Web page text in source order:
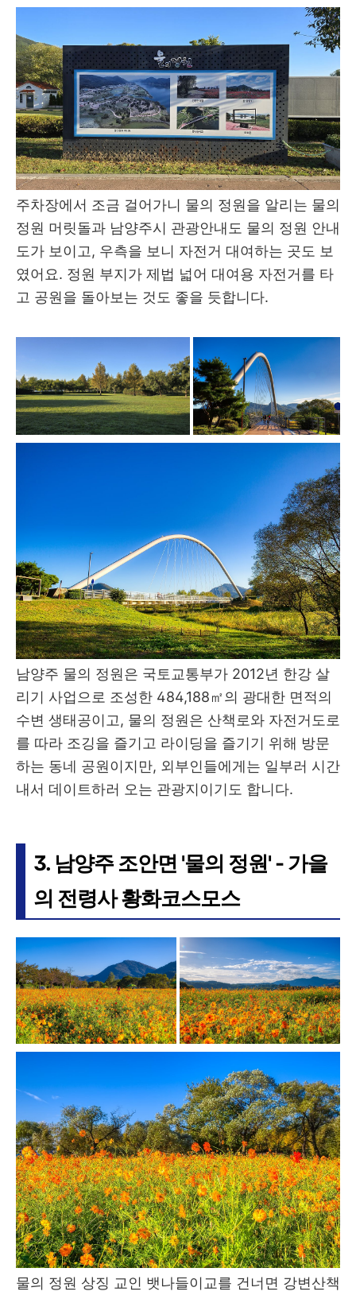
주차장에서 조금 걸어가니 물의 정원을 알리는 물의
정원 머릿돌과 남양주시 관광안내도 물의 정원 안내
도가 보이고, 우측을 보니 자전거 대여하는 곳도 보
였어요. 정원 부지가 제법 넓어 대여용 자전거를 타
고 공원을 돌아보는 것도 좋을 듯합니다.
남양주 물의 정원은 국토교통부가 2012년 한강 살
리기 사업으로 조성한 484,188㎡의 광대한 면적의
수변 생태공이고, 물의 정원은 산책로와 자전거도로
를 따라 조깅을 즐기고 라이딩을 즐기기 위해 방문
하는 동네 공원이지만, 외부인들에게는 일부러 시간
내서 데이트하러 오는 관광지이기도 합니다.
3. 남양주 조안면 '물의 정원' - 가을
의 전령사 황화코스모스
물의 정원 상징 교인 뱃나들이교를 건너면 강변산책